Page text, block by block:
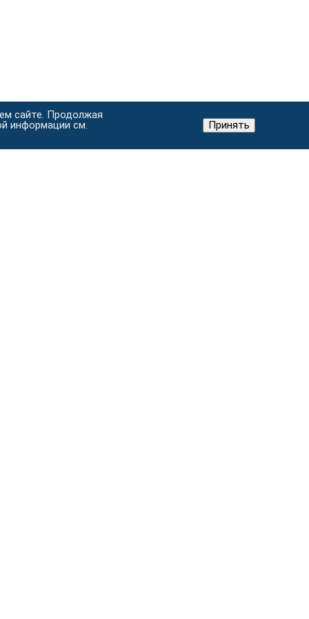
сайте. Продолжая
информации см.
Принять